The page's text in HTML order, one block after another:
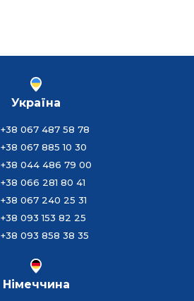
Україна
+38 067 487 58 78
+38 067 885 10 30
+38 044 486 79 00
+38 066 281 80 41
+38 067 240 25 31
+38 093 153 82 25
+38 093 858 38 35
Німеччина